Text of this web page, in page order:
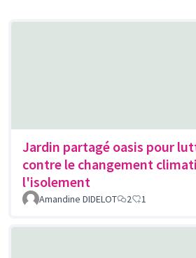
Jardin partagé oasis pour
contre le changement
l'isolement
Amandine DIDELOT 2 1